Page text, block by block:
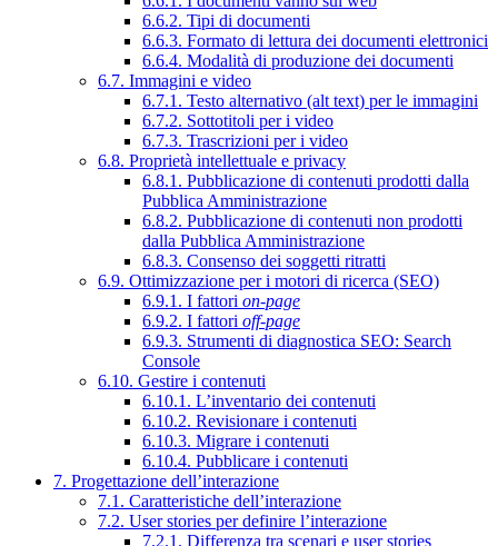
6.6.2. Tipi di documenti
6.6.3. Formato di lettura dei documenti elettronici
6.6.4. Modalità di produzione dei documenti
6.7. Immagini e video
6.7.1. Testo alternativo (alt text) per le immagini
6.7.2. Sottotitoli per i video
6.7.3. Trascrizioni per i video
6.8. Proprietà intellettuale e privacy
6.8.1. Pubblicazione di contenuti prodotti dalla
Pubblica Amministrazione
6.8.2. Pubblicazione di contenuti non prodotti
dalla Pubblica Amministrazione
6.8.3. Consenso dei soggetti ritratti
6.9. Ottimizzazione per i motori di ricerca (SEO)
6.9.1. I fattori on-page
6.9.2. I fattori off-page
6.9.3. Strumenti di diagnostica SEO: Search
Console
6.10. Gestire i contenuti
6.10.1. L’inventario dei contenuti
6.10.2. Revisionare i contenuti
6.10.3. Migrare i contenuti
6.10.4. Pubblicare i contenuti
7. Progettazione dell’interazione
7.1. Caratteristiche dell’interazione
7.2. User stories per definire l’interazione
7.2.1. Differenza tra scenari e user stories